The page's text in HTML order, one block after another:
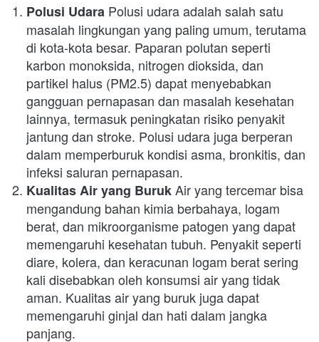
Polusi Udara Polusi udara adalah salah satu
masalah lingkungan yang paling umum, terutama
di kota-kota besar. Paparan polutan seperti
karbon monoksida, nitrogen dioksida, dan
partikel halus (PM2.5) dapat menyebabkan
gangguan pernapasan dan masalah kesehatan
lainnya, termasuk peningkatan risiko penyakit
jantung dan stroke. Polusi udara juga berperan
dalam memperburuk kondisi asma, bronkitis, dan
infeksi saluran pernapasan.
Kualitas Air yang Buruk Air yang tercemar bisa
mengandung bahan kimia berbahaya, logam
berat, dan mikroorganisme patogen yang dapat
memengaruhi kesehatan tubuh. Penyakit seperti
diare, kolera, dan keracunan logam berat sering
kali disebabkan oleh konsumsi air yang tidak
aman. Kualitas air yang buruk juga dapat
memengaruhi ginjal dan hati dalam jangka
panjang.